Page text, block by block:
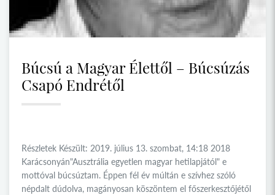
Búcsú a Magyar Élettől – Búcsúzás
Csapó Endrétől
Részletek Készült: 2019. július 13. szombat, 14:18 2018
Karácsonyán"Ausztrália egyetlen magyar hetilapjától" e
mottóval búcsúztam. Éppen fél év múltán e szívhez szóló
népdalt dúdolva, magányosan köszöntem el főszerkesztőjétől